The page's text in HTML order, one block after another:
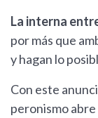
La interna
por más que
y hagan lo
Con este
peronismo